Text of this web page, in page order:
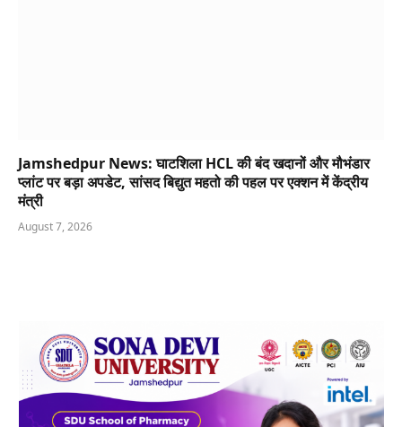
Jamshedpur News: घाटशिला HCL की बंद खदानों और मौभंडार
प्लांट पर बड़ा अपडेट, सांसद बिद्युत महतो की पहल पर एक्शन में केंद्रीय
मंत्री
August 7, 2026